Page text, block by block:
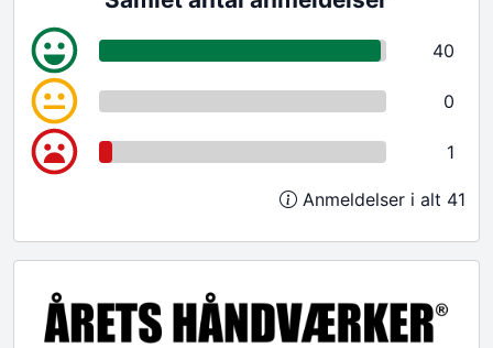
40
0
1
Anmeldelser i alt 41